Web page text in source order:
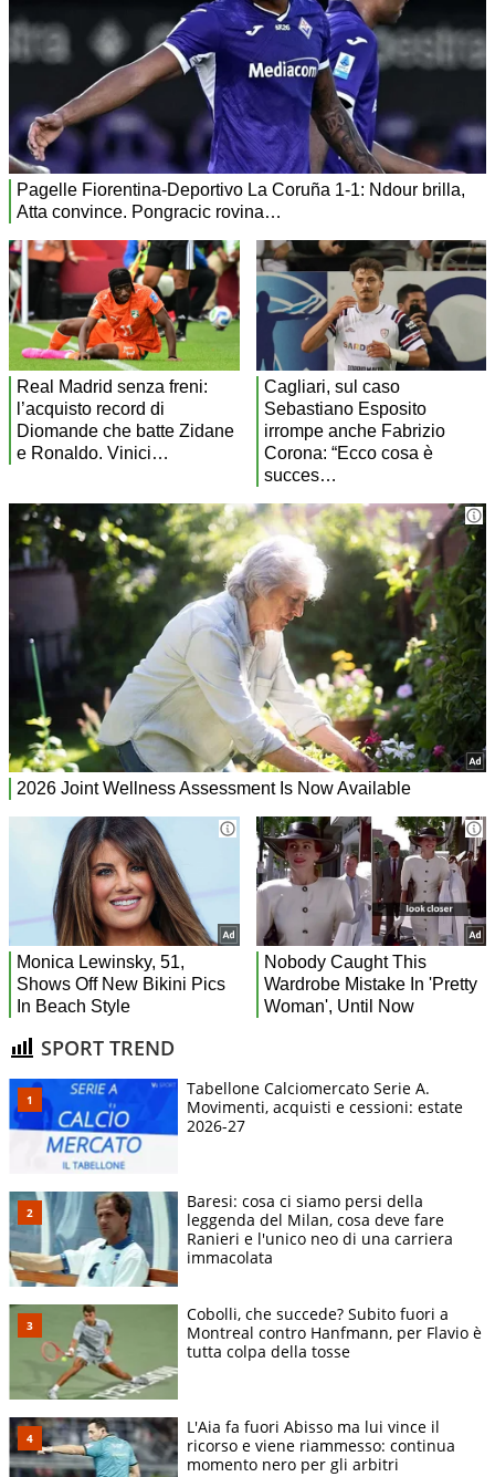
SPORT TREND
Tabellone Calciomercato Serie A.
Movimenti, acquisti e cessioni: estate
2026-27
Baresi: cosa ci siamo persi della
leggenda del Milan, cosa deve fare
Ranieri e l'unico neo di una carriera
immacolata
Cobolli, che succede? Subito fuori a
Montreal contro Hanfmann, per Flavio è
tutta colpa della tosse
L'Aia fa fuori Abisso ma lui vince il
ricorso e viene riammesso: continua
momento nero per gli arbitri